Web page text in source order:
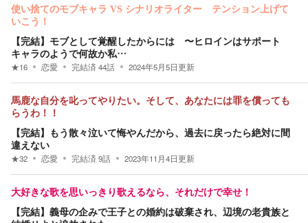
使い捨てのモブキャラ VS シナリオライター テンション上げて
いこう！
【完結】モブとして覚醒したからには 〜ヒロインはサポート
キャラのようで何故か私…
★16 恋愛 完結済44話 2024年5月5日更新
馬鹿な自分を叱ってやりたい。そして、あなたには罪を償っても
らうわ！！
【完結】もう散々泣いて悔やんだから、過去に戻ったら絶対に間
違えない
★32 恋愛 完結済9話 2023年11月4日更新
大好きな歌を思いっきり歌えるなら、それだけで幸せ！
【完結】義母の企みで王子との婚約は破棄され、辺境の老貴族と